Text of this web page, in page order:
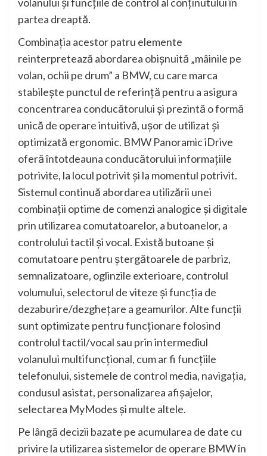
volanului şi funcţiile de control al conţinutului în
partea dreaptă.
Combinaţia acestor patru elemente
reinterpretează abordarea obişnuită „mâinile pe
volan, ochii pe drum” a BMW, cu care marca
stabileşte punctul de referinţă pentru a asigura
concentrarea conducătorului şi prezintă o formă
unică de operare intuitivă, uşor de utilizat şi
optimizată ergonomic. BMW Panoramic iDrive
oferă întotdeauna conducătorului informaţiile
potrivite, la locul potrivit şi la momentul potrivit.
Sistemul continuă abordarea utilizării unei
combinaţii optime de comenzi analogice şi digitale
prin utilizarea comutatoarelor, a butoanelor, a
controlului tactil şi vocal. Există butoane şi
comutatoare pentru ştergătoarele de parbriz,
semnalizatoare, oglinzile exterioare, controlul
volumului, selectorul de viteze şi funcţia de
dezaburire/dezgheţare a geamurilor. Alte funcţii
sunt optimizate pentru funcţionare folosind
controlul tactil/vocal sau prin intermediul
volanului multifuncţional, cum ar fi funcţiile
telefonului, sistemele de control media, navigaţia,
condusul asistat, personalizarea afişajelor,
selectarea MyModes şi multe altele.
Pe lângă decizii bazate pe acumularea de date cu
privire la utilizarea sistemelor de operare BMW în